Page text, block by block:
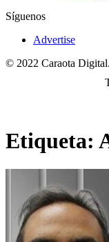
Síguenos
Advertise
© 2022 Caraota
Etiqueta: